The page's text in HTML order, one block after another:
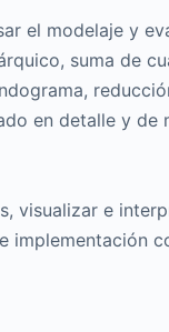
el modelaje y
suma de
en detalle y de
visualizar e
implementación